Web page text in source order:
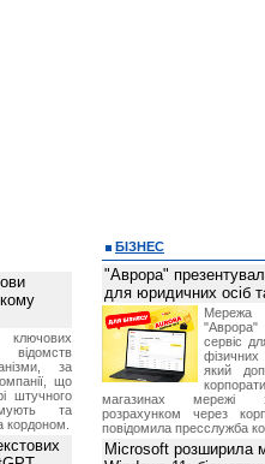
за
що
штучного
та
кордоном.
БІЗНЕС
"Аврора"
для юридичних осіб
Мережа
"Аврора"
сервіс
який
магазинах мережі
розрахунком через
повідомила пресслужба
Microsoft розширила